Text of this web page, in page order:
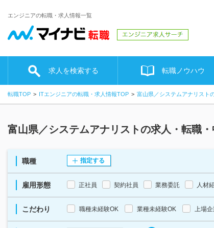
エンジニアの転職・求人情報一覧
求人を検索する 転職ノウハウ
転職TOP ITエンジニアの転職・求人情報TOP 富山県／システムアナリスト
富山県／システムアナリストの求人・転職
職種 指定する
雇用形態 正社員 契約社員 業務委託 人材
こだわり 職種未経験OK 業種未経験OK 上場